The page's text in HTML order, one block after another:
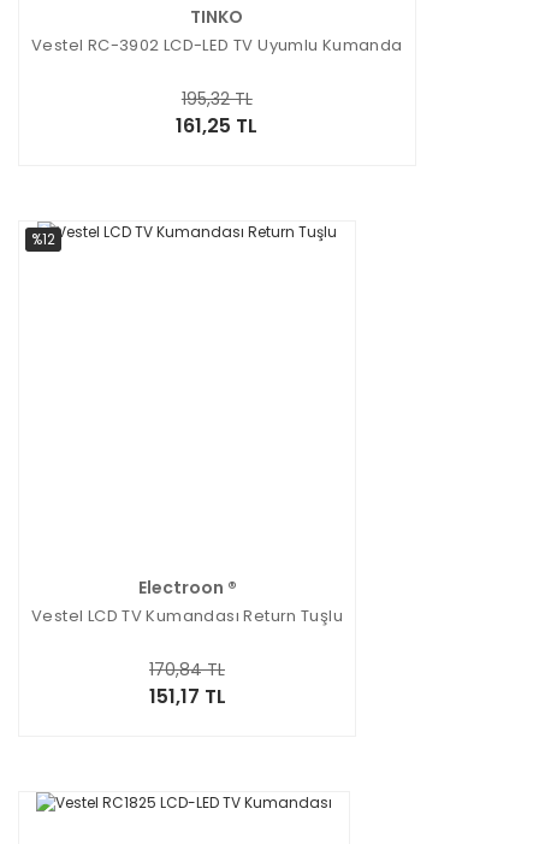
TINKO
Vestel RC-3902 LCD-LED TV Uyumlu Kumanda
161,25 TL
195,32 TL
%12
Electroon ®
Vestel LCD TV Kumandası Return Tuşlu
151,17 TL
170,84 TL